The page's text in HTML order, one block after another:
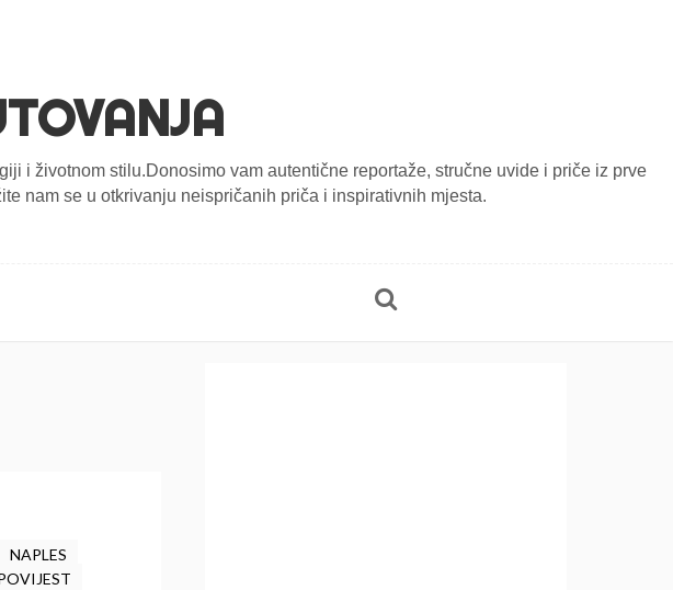
i životnom stilu.Donosimo vam autentične reportaže, stručne uvide i priče iz prve
nam se u otkrivanju neispričanih priča i inspirativnih mjesta.
NAPLES